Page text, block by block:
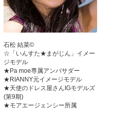
石松 結菜©
☆「いんすた★まがじん」イメー
ジモデル
★Pa moe専属アンバサダー
★RIANNY元イメージモデル
★天使のドレス屋さんIGモデルズ
(第9期)
★モアエージェンシー所属